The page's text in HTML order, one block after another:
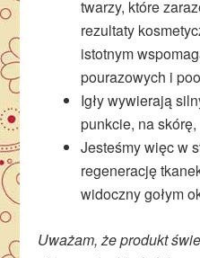
twarzy, które
rezultaty
istotnym
pourazowych i
Igły wywierają
punkcie, na
Jesteśmy więc w
regenerację
widoczny gołym
Uważam, że produkt